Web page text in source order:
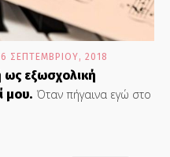
6 ΣΕΠΤΕΜΒΡΊΟΥ, 2018
ως εξωσχολική
μου. Όταν πήγαινα εγώ στο